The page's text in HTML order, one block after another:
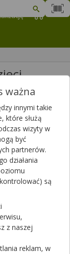
witaminy i
syropów,
w wodzie,
do żucia itp.
ważna
innymi takie
które służą
wizyty w
być
partnerów.
działania
są
z naszej
reklam, w